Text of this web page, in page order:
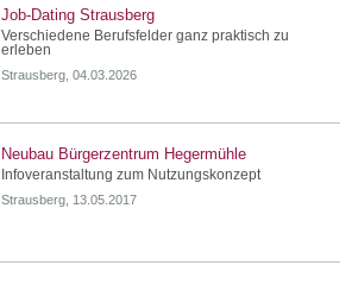
Job-Dating Strausberg
Verschiedene Berufsfelder ganz praktisch zu
erleben
Strausberg, 04.03.2026
Neubau Bürgerzentrum Hegermühle
Infoveranstaltung zum Nutzungskonzept
Strausberg, 13.05.2017